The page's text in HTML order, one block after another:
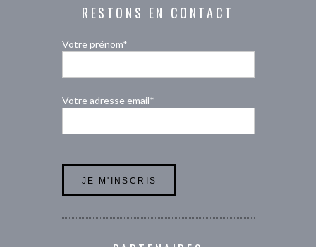
RESTONS EN CONTACT
Votre prénom*
Votre adresse email*